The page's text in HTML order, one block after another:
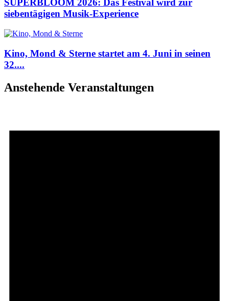
SUPERBLOOM 2026: Das Festival wird zur
siebentägigen Musik-Experience
Kino, Mond & Sterne startet am 4. Juni in seinen
32....
Anstehende Veranstaltungen